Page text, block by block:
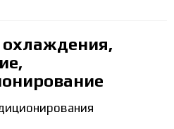
охлаждения,